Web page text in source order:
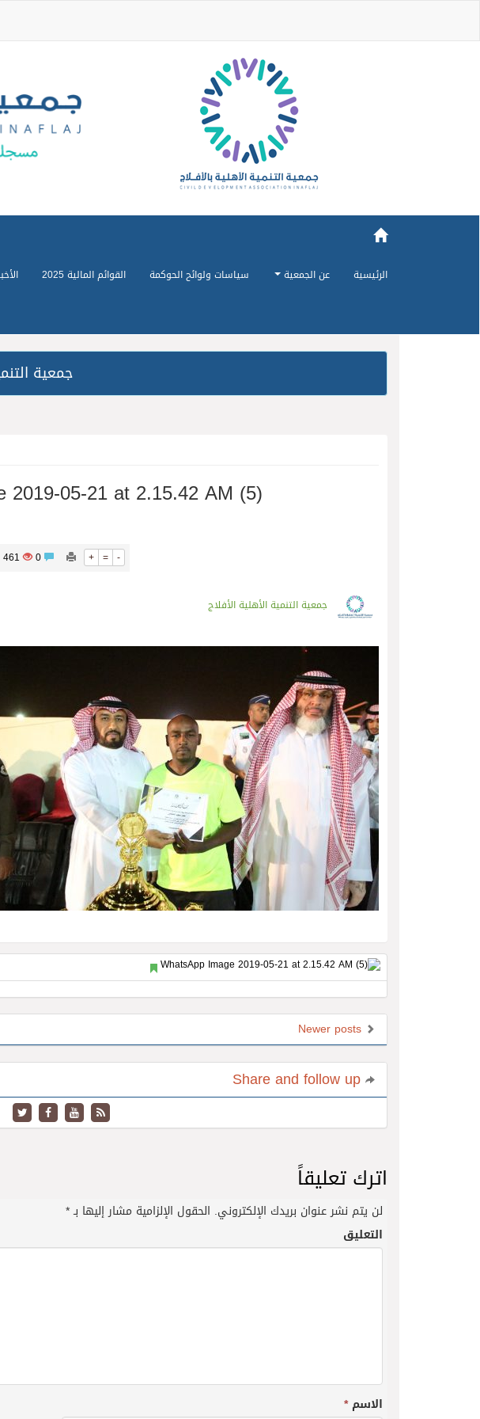
الرئيسية عن الجمعية سياسات ولوائح الحوكمة القوائم المالية 2025
جمعية
2019-05-21 at 2.15.42 AM (5)
+ = -
0
461
جمعية التنمية الأهلية الأفلاج
اترك تعليقاً
لن يتم نشر عنوان بريدك الإلكتروني. الحقول الإلزامية مشار إليها بـ*
التعليق
الاسم*